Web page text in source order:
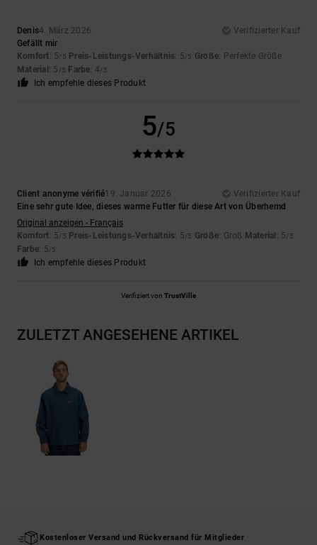
Denis4. März 2026
Verifizierter Kauf
Gefällt mir
Komfort: 5/5 Preis-Leistungs-Verhältnis: 5/5 Größe: Perfekte Größe
Material : 5 /5 Farbe: 4/5
Ich empfehle dieses Produkt
5/5
Client anonyme vérifié19. Januar 2026
Verifizierter Kauf
Eine sehr gute Idee, dieses warme Futter für diese Art von Überhemd
Original anzeigen - Français
Komfort: 5/5 Preis-Leistungs-Verhältnis: 5/5 Größe: Groß Material : 5/5
Farbe: 5/5
Ich empfehle dieses Produkt
Verifiziert von TrustVille
ZULETZT ANGESEHENE ARTIKEL
Kostenloser Versand und Rückversand für Mitglieder